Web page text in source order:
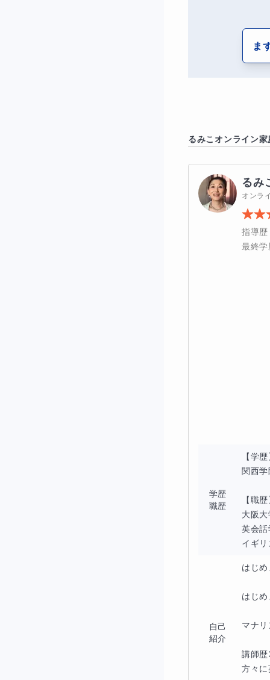
ま
るみこオンライン
るみ
オンラ
指導歴
最終学
学歴
職歴
【学
関西
【職
大阪
英会
イギ
自己
紹介
はじ
はじ
マナ
講師
方々